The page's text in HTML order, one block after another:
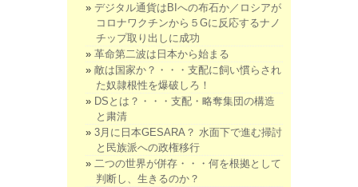
デジタル通貨はBIへの布石か／ロシアが
コロナワクチンから５Gに反応するナノ
チップ取り出しに成功
革命第二波は日本から始まる
敵は国家か？・・・支配に飼い慣らされ
た奴隷根性を爆破しろ！
DSとは？・・・支配・略奪集団の構造
と粛清
3月に日本GESARA？ 水面下で進む掃討
と民族派への政権移行
二つの世界が併存・・・何を根拠として
判断し、生きるのか？